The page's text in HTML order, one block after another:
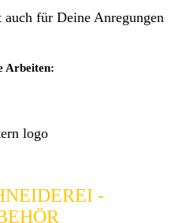
für Deine Anregungen
Arbeiten:
-